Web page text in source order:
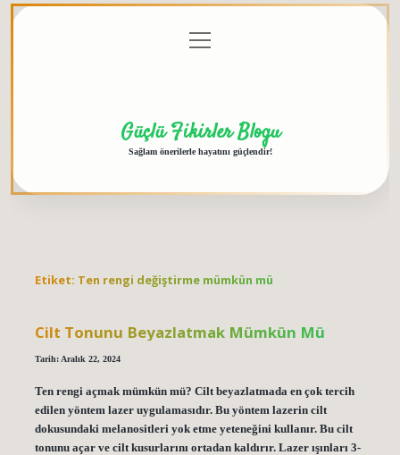
menüyü
aç
Güçlü Fikirler Blogu
Sağlam önerilerle hayatını güçlendir!
Etiket: Ten rengi değiştirme mümkün mü
Cilt Tonunu Beyazlatmak Mümkün Mü
Tarih: Aralık 22, 2024
Ten rengi açmak mümkün mü? Cilt beyazlatmada en çok tercih
edilen yöntem lazer uygulamasıdır. Bu yöntem lazerin cilt
dokusundaki melanositleri yok etme yeteneğini kullanır. Bu cilt
tonunu açar ve cilt kusurlarını ortadan kaldırır. Lazer ışınları 3-